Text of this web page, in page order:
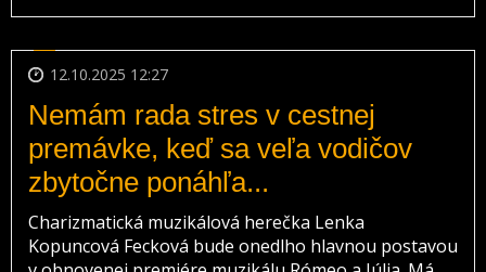
12.10.2025 12:27
Nemám rada stres v cestnej
premávke, keď sa veľa vodičov
zbytočne ponáhľa...
Charizmatická muzikálová herečka Lenka
Kopuncová Fecková bude onedlho hlavnou postavou